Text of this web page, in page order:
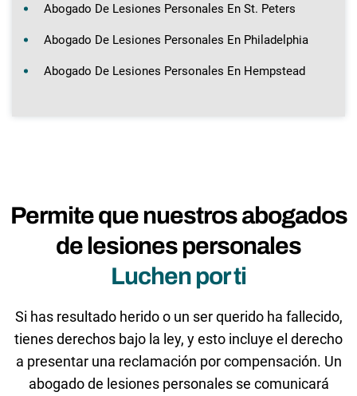
Abogado De Lesiones Personales En St. Peters
Abogado De Lesiones Personales En Philadelphia
Abogado De Lesiones Personales En Hempstead
Permite que nuestros abogados
de lesiones personales
Luchen por ti
Si has resultado herido o un ser querido ha fallecido,
tienes derechos bajo la ley, y esto incluye el derecho
a presentar una reclamación por compensación. Un
abogado de lesiones personales se comunicará